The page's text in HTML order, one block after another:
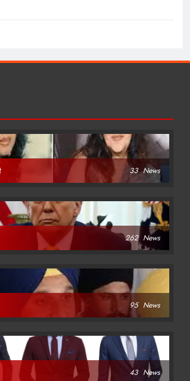
33 News
262 News
95 News
43 News